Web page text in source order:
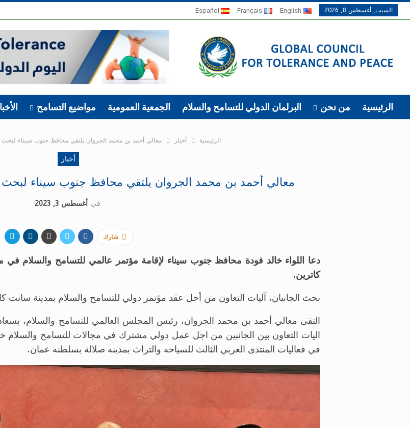
السبت, أغسطس 8, 2026 English
Français
Español
الرئيسية من نحن البرلمان الدولي للتسامح والسلام الجمعية العمومية مواضيع التسامح
الرئيسية أخبار معالي أحمد بن محمد الجروان يلتقي محافظ جنوب سيناء لبحث
أخبار
معالي أحمد بن محمد الجروان يلتقي محافظ جنوب سيناء لبحث
في أغسطس 3, 2023
شارك
دعا اللواء خالد فودة محافظ جنوب سيناء لإقامة مؤتمر عالمي للتسامح والسلام
كاترين.
بحث الجانبان، آليات التعاون من أجل عقد مؤتمر دولي للتسامح والسلام بمدينة سانت
التقى معالي أحمد بن محمد الجروان، رئيس المجلس العالمي للتسامح والسلام،
اليات التعاون بين الجانبين من اجل عمل دولي مشترك في مجالات للتسامح والسلام
في فعاليات المنتدى العربي الثالث للسياحه والتراث بمدينه صلالة بسلطنه عمان.